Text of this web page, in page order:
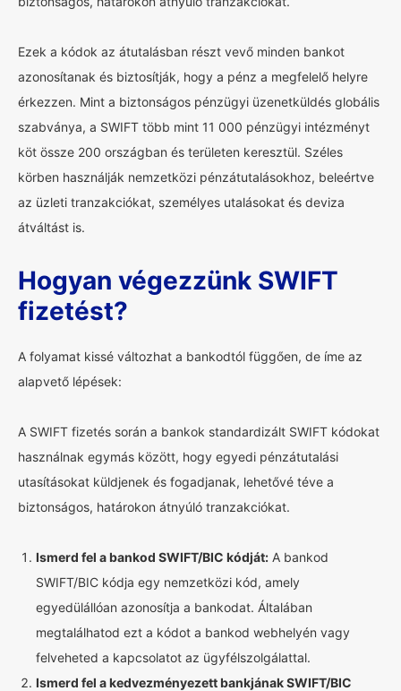
Ezek a kódok az átutalásban részt vevő minden bankot
azonosítanak és biztosítják, hogy a pénz a megfelelő helyre
érkezzen. Mint a biztonságos pénzügyi üzenetküldés globális
szabványa, a SWIFT több mint 11 000 pénzügyi intézményt
köt össze 200 országban és területen keresztül. Széles
körben használják nemzetközi pénzátutalásokhoz, beleértve
az üzleti tranzakciókat, személyes utalásokat és deviza
átváltást is.
Hogyan végezzünk SWIFT
fizetést?
A folyamat kissé változhat a bankodtól függően, de íme az
alapvető lépések:
A SWIFT fizetés során a bankok standardizált SWIFT kódokat
használnak egymás között, hogy egyedi pénzátutalási
utasításokat küldjenek és fogadjanak, lehetővé téve a
biztonságos, határokon átnyúló tranzakciókat.
Ismerd fel a bankod SWIFT/BIC kódját: A bankod
SWIFT/BIC kódja egy nemzetközi kód, amely
egyedülállóan azonosítja a bankodat. Általában
megtalálhatod ezt a kódot a bankod webhelyén vagy
felveheted a kapcsolatot az ügyfélszolgálattal.
Ismerd fel a kedvezményezett bankjának SWIFT/BIC